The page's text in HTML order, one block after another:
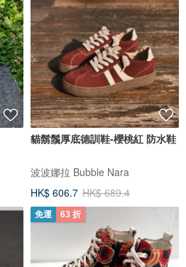
貓鬍鬚厚底德訓鞋-櫻桃紅 防水鞋
波波娜拉 Bubble Nara
HK$ 606.7 HK$ 689.4
免運 63 折